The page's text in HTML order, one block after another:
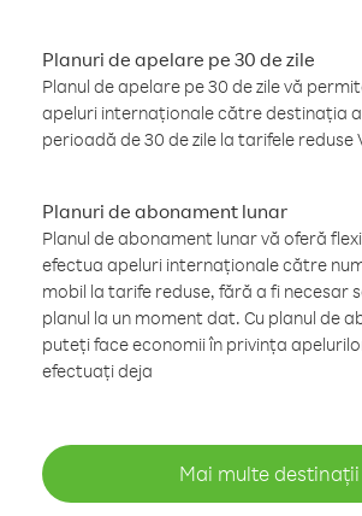
Planuri de apelare pe 30 de zile
Planul de apelare pe 30 de zile vă
apeluri internaționale către destinația
perioadă de 30 de zile la tarifele reduse
Planuri de abonament lunar
Planul de abonament lunar vă oferă
efectua apeluri internaționale către
mobil la tarife reduse, fără a fi necesar
planul la un moment dat. Cu planul de
puteți face economii în privința
efectuați deja
Mai multe destinații